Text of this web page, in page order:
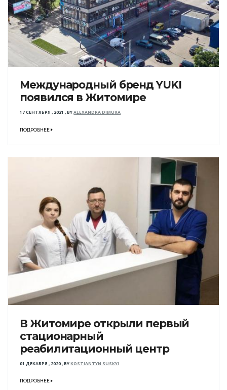
Международный бренд YUKI
появился в Житомире
17 СЕНТЯБРЯ , 2021 ,BYALEXANDRA DIMURA
ПОДРОБНЕЕ
В Житомире открыли первый
стационарный
реабилитационный центр
01 ДЕКАБРЯ , 2020,BYKOSTIANTYN SUSKYI
ПОДРОБНЕЕ